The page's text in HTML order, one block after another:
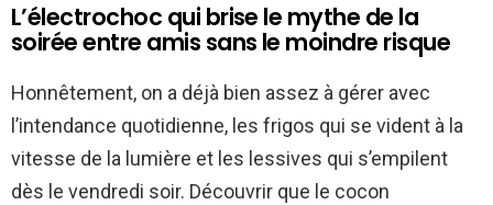
L’électrochoc qui brise le mythe de la
soirée entre amis sans le moindre risque
Honnêtement, on a déjà bien assez à gérer avec
l’intendance quotidienne, les frigos qui se vident à la
vitesse de la lumière et les lessives qui s’empilent
dès le vendredi soir. Découvrir que le cocon